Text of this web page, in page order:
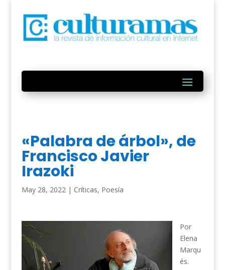
«Palabra de árbol», de
Francisco Javier
Irazoki
May 28, 2022| Críticas, Poesía
Por
Elena
Marqu
és.